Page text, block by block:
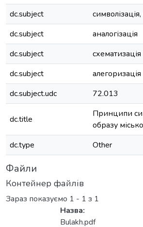
dc.subject
dc.subject
аналогізація
dc.subject
схематизація
dc.subject
алегоризація
dc.subject.udc
72.013
dc.title
Принципи
образу
dc.type
Other
Файли
Контейнер файлів
Зараз показуємо 1 - 1 з 1
Назва:
Bulakh.pdf